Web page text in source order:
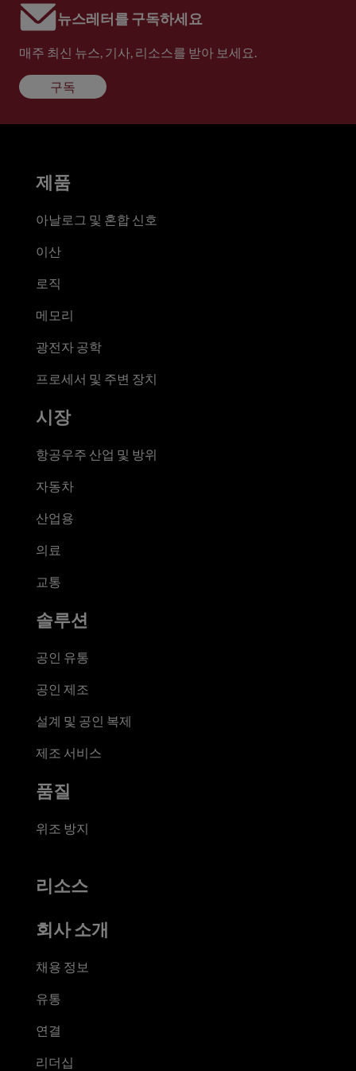
뉴스레터를 구독하세요
매주 최신 뉴스, 기사, 리소스를 받아 보세요.
구독
제품
아날로그 및 혼합 신호
이산
로직
메모리
광전자 공학
프로세서 및 주변 장치
시장
항공우주 산업 및 방위
자동차
산업용
의료
교통
솔루션
공인 유통
공인 제조
설계 및 공인 복제
제조 서비스
품질
위조 방지
리소스
회사 소개
채용 정보
유통
연결
리더십